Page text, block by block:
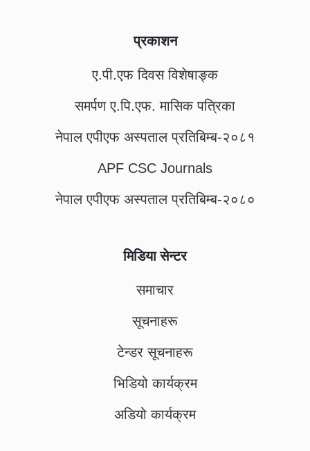
प्रकाशन
ए.पी.एफ दिवस विशेषाङ्क
समर्पण ए.पि.एफ. मासिक पत्रिका
नेपाल एपीएफ अस्पताल प्रतिबिम्ब-२०८१
APF CSC Journals
नेपाल एपीएफ अस्पताल प्रतिबिम्ब-२०८०
मिडिया सेन्टर
समाचार
सूचनाहरू
टेन्डर सूचनाहरू
भिडियो कार्यक्रम
अडियो कार्यक्रम